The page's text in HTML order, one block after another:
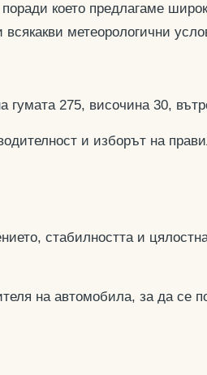
което предлагаме
метеорологични
гумата 275, височина 30,
и изборът на
стабилността и
на автомобила, за да се